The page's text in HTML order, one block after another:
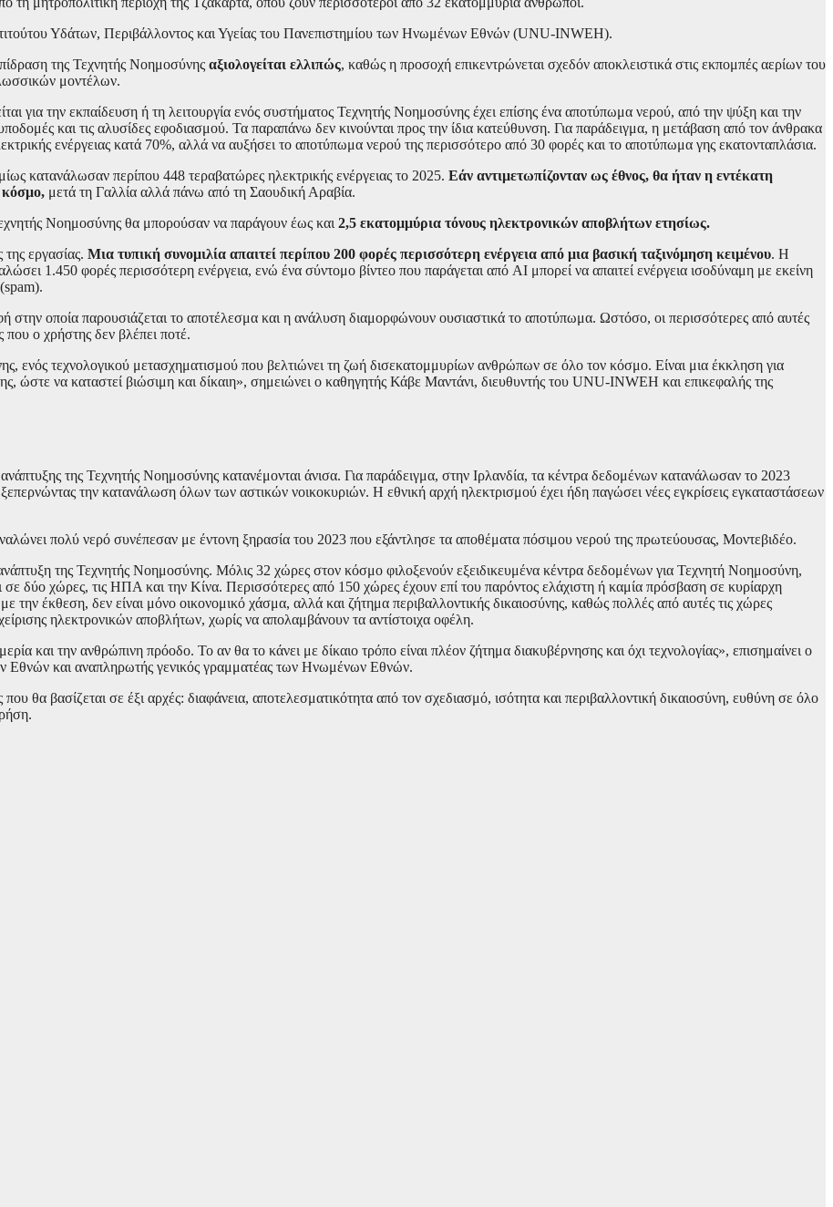
Υδάτων, Περιβάλλοντος και Υγείας του Πανεπιστημίου των Ηνωμένων Εθνών (UNU-INWEH).
της Τεχνητής Νοημοσύνης αξιολογείται ελλιπώς, καθώς η προσοχή επικεντρώνεται σχεδόν αποκλειστικά στις εκπομπές αερίων του
μοντέλων.
για την εκπαίδευση ή τη λειτουργία ενός συστήματος Τεχνητής Νοημοσύνης έχει επίσης ένα αποτύπωμα νερού, από την ψύξη και την
και τις αλυσίδες εφοδιασμού. Τα παραπάνω δεν κινούνται προς την ίδια κατεύθυνση. Για παράδειγμα, η μετάβαση από τον άνθρακα
ενέργειας κατά 70%, αλλά να αυξήσει το αποτύπωμα νερού της περισσότερο από 30 φορές και το αποτύπωμα γης εκατονταπλάσια.
κατανάλωσαν περίπου 448 τεραβατώρες ηλεκτρικής ενέργειας το 2025. Εάν αντιμετωπίζονταν ως έθνος, θα ήταν η εντέκατη
κόσμο, μετά τη Γαλλία αλλά πάνω από τη Σαουδική Αραβία.
Νοημοσύνης θα μπορούσαν να παράγουν έως και 2,5 εκατομμύρια τόνους ηλεκτρονικών αποβλήτων ετησίως.
εργασίας. Μια τυπική συνομιλία απαιτεί περίπου 200 φορές περισσότερη ενέργεια από μια βασική ταξινόμηση κειμένου. Η
1.450 φορές περισσότερη ενέργεια, ενώ ένα σύντομο βίντεο που παράγεται από AI μπορεί να απαιτεί ενέργεια ισοδύναμη με εκείνη
στην οποία παρουσιάζεται το αποτέλεσμα και η ανάλυση διαμορφώνουν ουσιαστικά το αποτύπωμα. Ωστόσο, οι περισσότερες από αυτές
που ο χρήστης δεν βλέπει ποτέ.
ενός τεχνολογικού μετασχηματισμού που βελτιώνει τη ζωή δισεκατομμυρίων ανθρώπων σε όλο τον κόσμο. Είναι μια έκκληση για
ώστε να καταστεί βιώσιμη και δίκαιη», σημειώνει ο καθηγητής Κάβε Μαντάνι, διευθυντής του UNU-INWEH και επικεφαλής της
της Τεχνητής Νοημοσύνης κατανέμονται άνισα. Για παράδειγμα, στην Ιρλανδία, τα κέντρα δεδομένων κατανάλωσαν το 2023
την κατανάλωση όλων των αστικών νοικοκυριών. Η εθνική αρχή ηλεκτρισμού έχει ήδη παγώσει νέες εγκρίσεις εγκαταστάσεων
πολύ νερό συνέπεσαν με έντονη ξηρασία του 2023 που εξάντλησε τα αποθέματα πόσιμου νερού της πρωτεύουσας, Μοντεβιδέο.
της Τεχνητής Νοημοσύνης. Μόλις 32 χώρες στον κόσμο φιλοξενούν εξειδικευμένα κέντρα δεδομένων για Τεχνητή Νοημοσύνη,
σε δύο χώρες, τις ΗΠΑ και την Κίνα. Περισσότερες από 150 χώρες έχουν επί του παρόντος ελάχιστη ή καμία πρόσβαση σε κυρίαρχη
έκθεση, δεν είναι μόνο οικονομικό χάσμα, αλλά και ζήτημα περιβαλλοντικής δικαιοσύνης, καθώς πολλές από αυτές τις χώρες
ηλεκτρονικών αποβλήτων, χωρίς να απολαμβάνουν τα αντίστοιχα οφέλη.
και την ανθρώπινη πρόοδο. Το αν θα το κάνει με δίκαιο τρόπο είναι πλέον ζήτημα διακυβέρνησης και όχι τεχνολογίας», επισημαίνει ο
Εθνών και αναπληρωτής γενικός γραμματέας των Ηνωμένων Εθνών.
θα βασίζεται σε έξι αρχές: διαφάνεια, αποτελεσματικότητα από τον σχεδιασμό, ισότητα και περιβαλλοντική δικαιοσύνη, ευθύνη σε όλο